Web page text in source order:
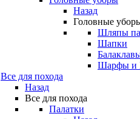
Назад
Головные
Шляпы
Шапки
Шарфы и
Все для похода
Назад
Все для похода
Палатки